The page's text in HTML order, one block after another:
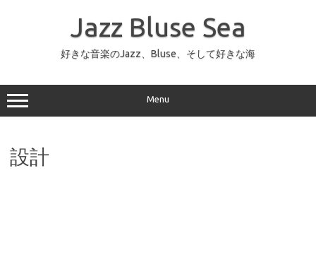
ッ
プ
Jazz Bluse Sea
好きな音楽のJazz、Bluse、そして好きな海
Menu
設計